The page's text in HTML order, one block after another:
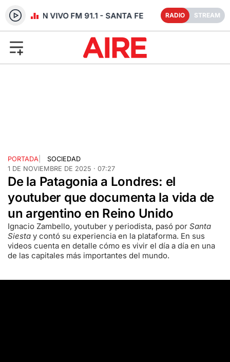
RADIO EN VIVO FM 91.1 - SANTA FE RADIO STREAM
PORTADA
SOCIEDAD
1 DE NOVIEMBRE DE 2025 · 07:27
De la Patagonia a Londres: el
youtuber que documenta la vida de
un argentino en Reino Unido
Ignacio Zambello, youtuber y periodista, pasó por Santa
Siesta y contó su experiencia en la plataforma. En sus
videos cuenta en detalle cómo es vivir el día a día en una
de las capitales más importantes del mundo.